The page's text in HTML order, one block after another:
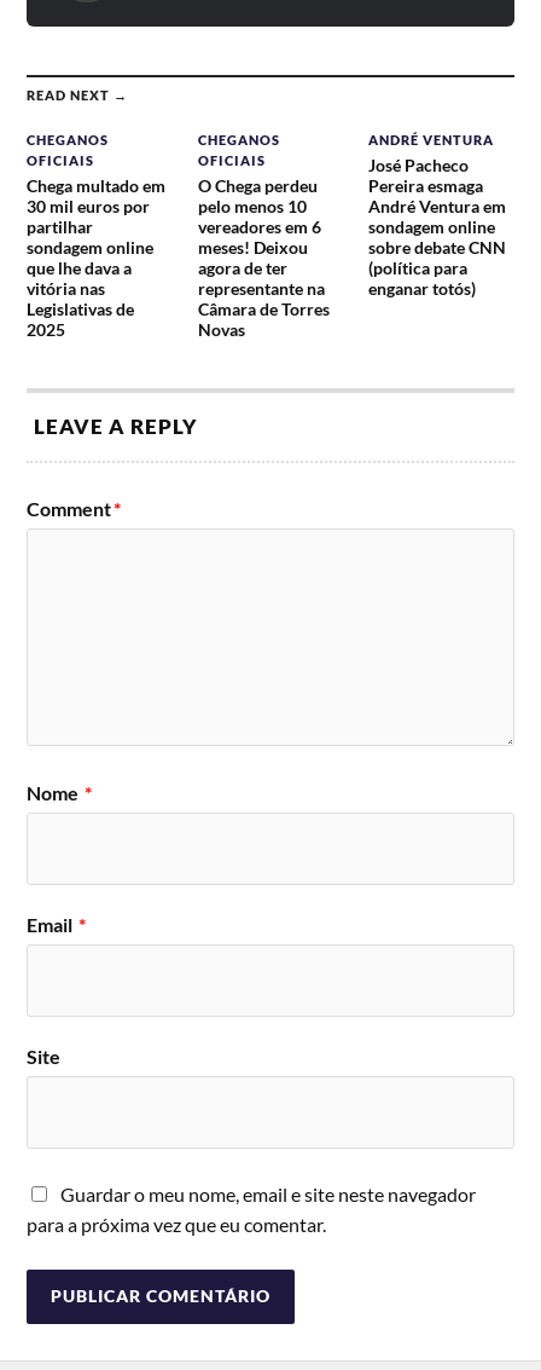
READ NEXT →
CHEGANOS
OFICIAIS
Chega multado em
30 mil euros por
partilhar
sondagem online
que lhe dava a
vitória nas
Legislativas de
2025
CHEGANOS
OFICIAIS
O Chega perdeu
pelo menos 10
vereadores em 6
meses! Deixou
agora de ter
representante na
Câmara de Torres
Novas
ANDRÉ VENTURA
José Pacheco
Pereira esmaga
André Ventura em
sondagem online
sobre debate CNN
(política para
enganar totós)
LEAVE A REPLY
Comment*
Nome *
Email *
Site
Guardar o meu nome, email e site neste navegador
para a próxima vez que eu comentar.